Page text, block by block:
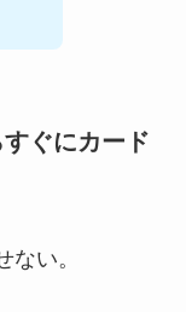
ぐにカード
い。